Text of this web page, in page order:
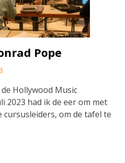
Pope
Hollywood Music
2023 had ik de eer om met
cursusleiders, om de tafel te